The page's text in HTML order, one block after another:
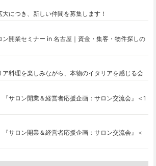
大につき、新しい仲間を募集します！
ン開業セミナー in 名古屋｜資金・集客・物件探しの
ア料理を楽しみながら、本物のイタリアを感じる会
『サロン開業＆経営者応援企画：サロン交流会』＜1
『サロン開業＆経営者応援企画：サロン交流会』＜